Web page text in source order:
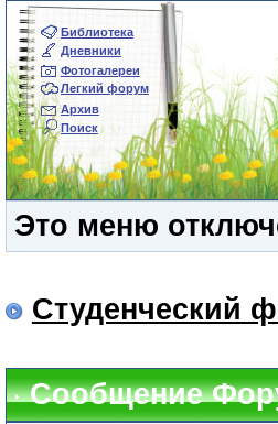
Библиотека
Дневники
Фотогалереи
Легкий форум
Архив
Поиск
Это меню
Студенческий
Сообщение